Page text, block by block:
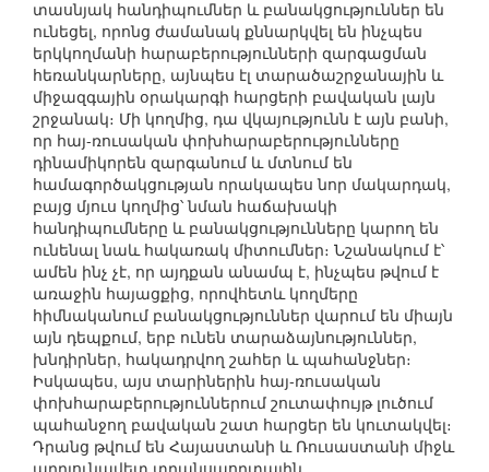
տասնյակ հանդիպումներ և բանակցություններ են
ունեցել, որոնց ժամանակ քննարկվել են ինչպես
երկկողմանի հարաբերությունների զարգացման
հեռանկարները, այնպես էլ տարածաշրջանային և
միջազգային օրակարգի հարցերի բավական լայն
շրջանակ։ Մի կողմից, դա վկայությունն է այն բանի,
որ հայ-ռուսական փոխհարաբերությունները
դինամիկորեն զարգանում և մտնում են
համագործակցության որակապես նոր մակարդակ,
բայց մյուս կողմից՝ նման հաճախակի
հանդիպումները և բանակցությունները կարող են
ունենալ նաև հակառակ միտումներ։ Նշանակում է՝
ամեն ինչ չէ, որ այդքան անամպ է, ինչպես թվում է
առաջին հայացքից, որովհետև կողմերը
հիմնականում բանակցություններ վարում են միայն
այն դեպքում, երբ ունեն տարաձայնություններ,
խնդիրներ, հակադրվող շահեր և պահանջներ։
Իսկապես, այս տարիներին հայ-ռուսական
փոխհարաբերություններում շուտափույթ լուծում
պահանջող բավական շատ հարցեր են կուտակվել։
Դրանց թվում են Հայաստանի և Ռուսաստանի միջև